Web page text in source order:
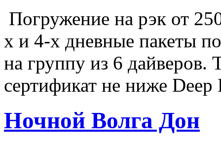
Погружение на рэк от
х и 4-х дневные пакеты
на группу из 6 дайверов.
сертификат не ниже Deep
Ночной Волга Дон